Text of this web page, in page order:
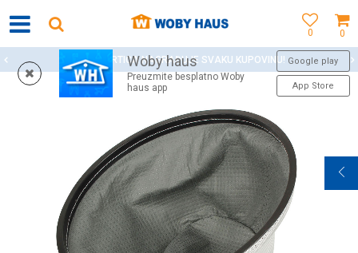
0
0
Woby haus
Preuzmite besplatno Woby
haus app
Google play
App Store
WOBY KARTICA NAGRAĐUJE SVAKU KUPOVINU!